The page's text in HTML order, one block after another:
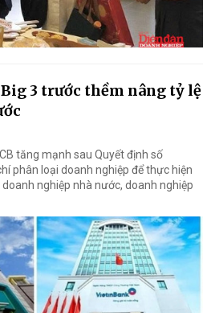
3 trước thềm nâng tỷ lệ
tăng mạnh sau Quyết định số
phân loại doanh nghiệp để thực hiện
nghiệp nhà nước, doanh nghiệp